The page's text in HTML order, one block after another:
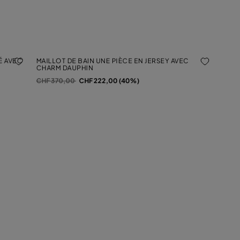
AVEC
MAILLOT DE BAIN UNE PIÈCE EN JERSEY AVEC
CHARM DAUPHIN
Prix réduit de
CHF 370,00à CHF 222,00 (40%)